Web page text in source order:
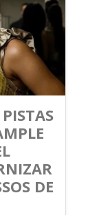
DE